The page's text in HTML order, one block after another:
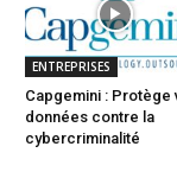
ENTREPRISES
Capgemini : Protège
données contre la
cybercriminalité